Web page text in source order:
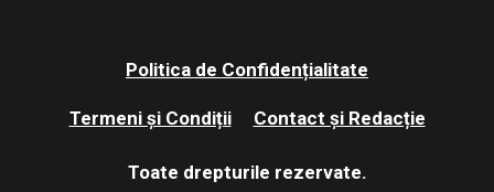
Politica de Confidențialitate
Termeni și Condiții Contact și Redacție
Toate drepturile rezervate.